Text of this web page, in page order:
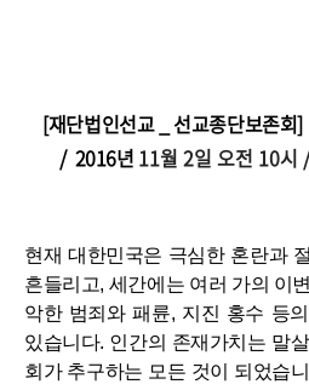
[재단법인선교 선교종단보존회]
/ 2016년 11월2일 오전 10시
현재 대한민국은 극심한 혼란과
흔들리고, 세간에는 여러 가의 이
악한 범죄와 패륜, 지진 홍수 등
있습니다. 인간의 존재가치는 말
회가 추구하는 모든 것이 되었습